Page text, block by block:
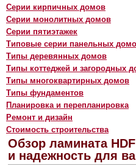
Серии кирпичных домов
Серии монолитных домов
Серии пятиэтажек
Типовые серии панельных
Типы деревянных домов
Типы коттеджей и загородных
Типы многоквартирных домов
Типы фундаментов
Планировка и перепланировка
Ремонт и дизайн
Стоимость строительства
Обзор ламината
и надежность для